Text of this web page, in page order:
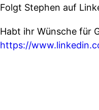
Folgt Stephen auf
Habt ihr Wünsche für
https://